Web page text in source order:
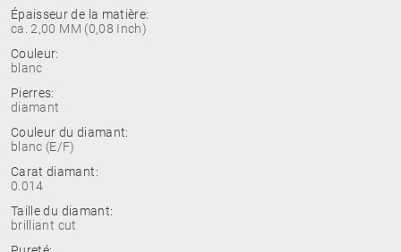
Épaisseur de la matière:
ca. 2,00 MM (0,08 Inch)
Couleur:
blanc
Pierres:
diamant
Couleur du diamant:
blanc (E/F)
Carat diamant:
0.014
Taille du diamant:
brilliant cut